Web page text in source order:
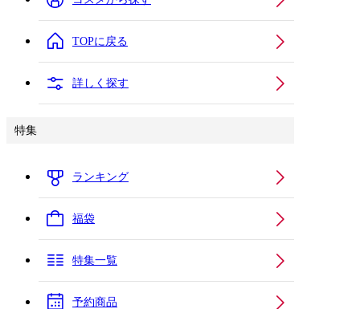
TOPに戻る
詳しく探す
特集
ランキング
福袋
特集一覧
予約商品